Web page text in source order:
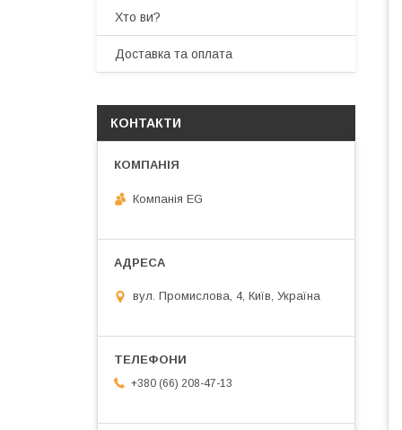
Хто ви?
Доставка та оплата
КОНТАКТИ
Компанія EG
вул. Промислова, 4, Київ, Україна
+380 (66) 208-47-13